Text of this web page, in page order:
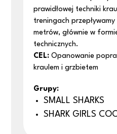
prawidłowej techniki
treningach
metrów, głównie w
technicznych.
CEL: Opanowanie
kraulem i grzbietem
Grupy:
SMALL SHARKS
SHARK GIRLS